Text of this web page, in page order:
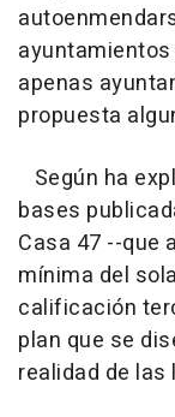
apenas
propuesta
Según ha
bases
Casa 47 --que
mínima del
calificación
plan que se
realidad de